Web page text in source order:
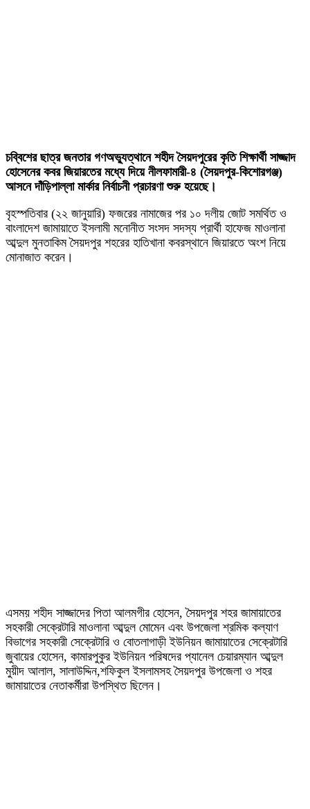
চব্বিশের ছাত্র জনতার গণঅভ্যুত্থানে শহীদ সৈয়দপুরের কৃতি শিক্ষার্থী সাজ্জাদ
হোসেনের কবর জিয়ারতের মধ্যে দিয়ে নীলফামারী-৪ (সৈয়দপুর-কিশোরগঞ্জ)
আসনে দাঁড়িপাল্লা মার্কার নির্বাচনী প্রচারণা শুরু হয়েছে।
বৃহস্পতিবার (২২ জানুয়ারি) ফজরের নামাজের পর ১০ দলীয় জোট সমর্থিত ও
বাংলাদেশ জামায়াতে ইসলামী মনোনীত সংসদ সদস্য প্রার্থী হাফেজ মাওলানা
আব্দুল মুনতাকিম সৈয়দপুর শহরের হাতিখানা কবরস্থানে জিয়ারতে অংশ নিয়ে
মোনাজাত করেন।
এসময় শহীদ সাজ্জাদের পিতা আলমগীর হোসেন, সৈয়দপুর শহর জামায়াতের
সহকারী সেক্রেটারি মাওলানা আব্দুল মোমেন এবং উপজেলা শ্রমিক কল্যাণ
বিভাগের সহকারী সেক্রেটারি ও বোতলাগাড়ী ইউনিয়ন জামায়াতের সেক্রেটারি
জুবায়ের হোসেন, কামারপুকুর ইউনিয়ন পরিষদের প্যানেল চেয়ারম্যান আব্দুল
মুয়ীদ আলাল, সালাউদ্দিন,শফিকুল ইসলামসহ সৈয়দপুর উপজেলা ও শহর
জামায়াতের নেতাকর্মীরা উপস্থিত ছিলেন।